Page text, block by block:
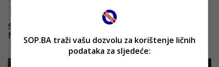
SOP.BA traži vašu dozvolu za korištenje ličnih
podataka za sljedeće: